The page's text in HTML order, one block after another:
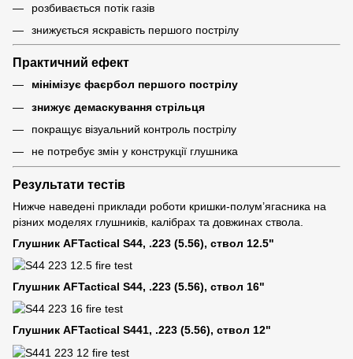
розбивається потік газів
знижується яскравість першого пострілу
Практичний ефект
мінімізує фаєрбол першого пострілу
знижує демаскування стрільця
покращує візуальний контроль пострілу
не потребує змін у конструкції глушника
Результати тестів
Нижче наведені приклади роботи кришки-полум’ягасника на
різних моделях глушників, калібрах та довжинах ствола.
Глушник AFTactical S44, .223 (5.56), ствол 12.5"
Глушник AFTactical S44, .223 (5.56), ствол 16"
Глушник AFTactical S441, .223 (5.56), ствол 12"